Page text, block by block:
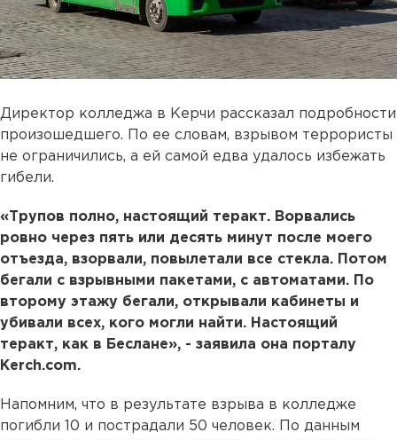
Директор колледжа в Керчи рассказал подробности
произошедшего. По ее словам, взрывом террористы
не ограничились, а ей самой едва удалось избежать
гибели.
«Трупов полно, настоящий теракт. Ворвались
ровно через пять или десять минут после моего
отъезда, взорвали, повылетали все стекла. Потом
бегали с взрывными пакетами, с автоматами. По
второму этажу бегали, открывали кабинеты и
убивали всех, кого могли найти. Настоящий
теракт, как в Беслане», - заявила она порталу
Kerch.com.
Напомним, что в результате взрыва в колледже
погибли 10 и пострадали 50 человек. По данным